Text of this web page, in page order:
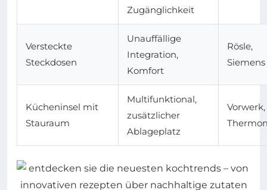
Zugänglichkeit
Versteckte
Steckdosen
Unauffällige
Integration,
Komfort
Rösle,
Siemens
Kücheninsel mit
Stauraum
Multifunktional,
zusätzlicher
Ablageplatz
Vorwerk,